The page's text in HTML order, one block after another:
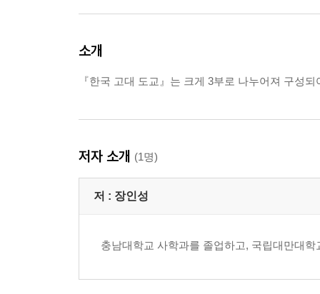
소개
『한국 고대 도교』는 크게 3부로 나누어져 구성
저자 소개 (1명)
저 : 장인성
충남대학교 사학과를 졸업하고, 국립대만대